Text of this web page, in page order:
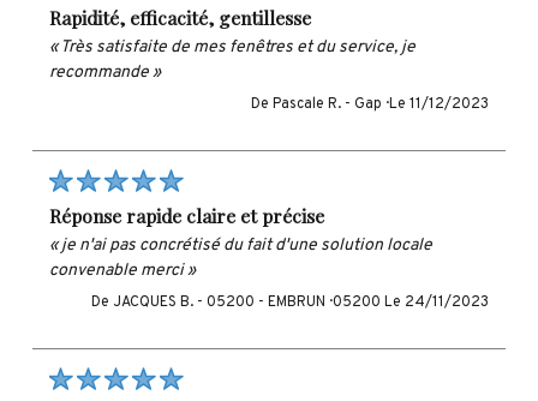
rapidité, efficacité, gentillesse
« Très satisfaite de mes fenêtres et du service, je
recommande »
De Pascale R. - Gap ·Le 11/12/2023
réponse rapide claire et précise
« je n'ai pas concrétisé du fait d'une solution locale
convenable merci »
De JACQUES B. - 05200 - EMBRUN · 05200 Le 24/11/2023